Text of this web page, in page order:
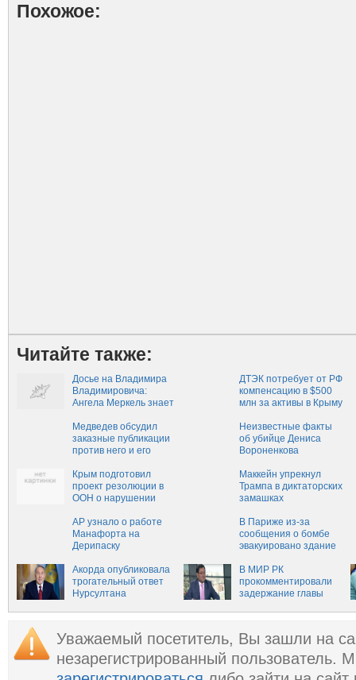
Похожое:
Читайте также:
Досье на Владимира
Владимировича:
Ангела Меркель знает
ДТЭК потребует от РФ
компенсацию в $500
млн за активы в Крыму
Медведев обсудил
заказные публикации
против него и его
Неизвестные факты
об убийце Дениса
Вороненкова
Крым подготовил
проект резолюции в
ООН о нарушении
человека
Маккейн упрекнул
Трампа в диктаторских
замашках
AP узнало о работе
Манафорта на
Дерипаску
В Париже из-за
сообщения о бомбе
эвакуировано здание
Акорда опубликовала
трогательный ответ
Нурсултана
В МИР РК
прокомментировали
задержание главы
Уважаемый посетитель, Вы зашли на
незарегистрированный